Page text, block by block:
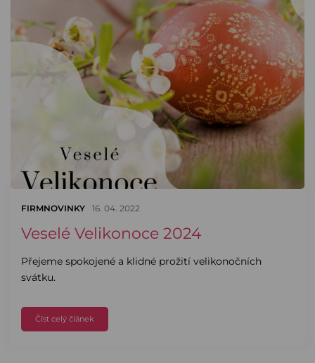
FIRMNOVINKY 16. 04. 2022
Veselé Velikonoce 2024
Přejeme spokojené a klidné prožití velikonočních
svátku.
Číst celý článek